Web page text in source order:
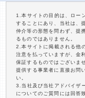
1.本サイトの目的は、ロー
することにあり、当社は、
仲介等の形態を問わず、提
るものではありません。
2.本サイトに掲載される他
注意を払っていますが、金
保証するものではございま
提供する事業者に直接お問
い。
3.当社及び当社アドバイザ
についてのご質問には回答